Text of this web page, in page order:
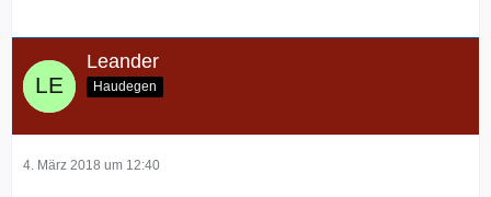
Leander
Haudegen
4. März 2018 um 12:40